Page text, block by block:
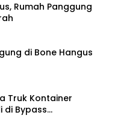
Rumah Panggung
di Bone Hangus
Truk Kontainer
di Bypass